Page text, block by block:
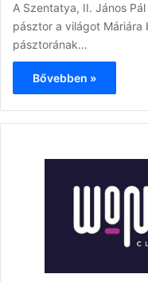
A Szentatya, II. János
pásztor a világot
pásztorának…
Bővebben »